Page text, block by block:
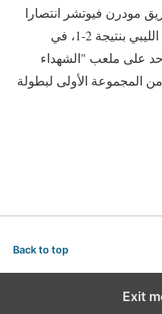
فريق مودرن فيوتشر انتصارا
في الوقت القاتل على مضيفه الهلال الليبي بنتيجة 2-1، في
على ملعب "الشهداء
المجموعة الأولى لبطولة
Back to top
Exit